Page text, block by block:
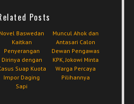
Posts
Novel Baswedan
Kaitkan
Penyerangan
Dirinya dengan
Suap Kuota
Impor Daging
Sapi
Muncul Ahok dan
Antasari Calon
Dewan Pengawas
KPK, Jokowi Minta
Warga Percaya
Pilihannya